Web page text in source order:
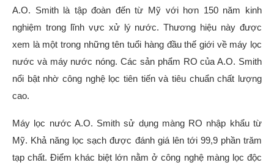
A.O. Smith là tập đoàn đến từ Mỹ với hơn 150 năm kinh
nghiệm trong lĩnh vực xử lý nước. Thương hiệu này được
xem là một trong những tên tuổi hàng đầu thế giới về máy lọc
nước và máy nước nóng. Các sản phẩm RO của A.O. Smith
nổi bật nhờ công nghệ lọc tiên tiến và tiêu chuẩn chất lượng
cao.
Máy lọc nước A.O. Smith sử dụng màng RO nhập khẩu từ
Mỹ. Khả năng lọc sạch được đánh giá lên tới 99,9 phần trăm
tạp chất. Điểm khác biệt lớn nằm ở công nghệ màng lọc độc